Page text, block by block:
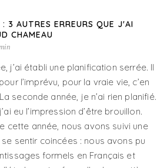
3 AUTRES ERREURS QUE J'AI
CHAMEAU
j’ai établi une planification serrée. Il
l’imprévu, pour la vraie vie, c’en
seconde année, je n’ai rien planifié.
eu l’impression d’être brouillon.
cette année, nous avons suivi une
sentir coincées : nous avons pu
formels en Français et